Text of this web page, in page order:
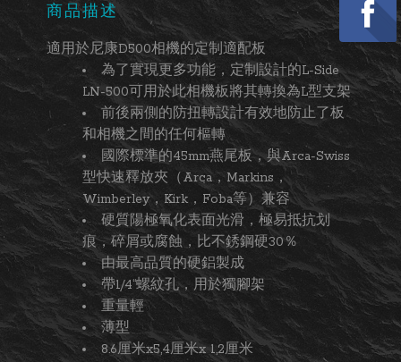
商品描述
適用於尼康D500相機的定制適配板
為了實現更多功能，定制設計的L-Side
LN-500可用於此相機板將其轉換為L型支架
前後兩側的防扭轉設計有效地防止了板
和相機之間的任何樞轉
國際標準的45mm燕尾板，與Arca-Swiss
型快速釋放夾（Arca，Markins，
Wimberley，Kirk，Foba等）兼容
硬質陽極氧化表面光滑，極易抵抗划
痕，碎屑或腐蝕，比不銹鋼硬30％
由最高品質的硬鋁製成
帶1/4“螺紋孔，用於獨腳架
重量輕
薄型
8.6厘米x5,4厘米x 1,2厘米